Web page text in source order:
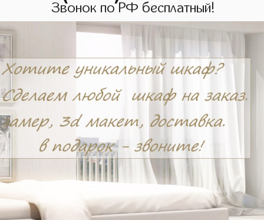
Звонок по РФ бесплатный!